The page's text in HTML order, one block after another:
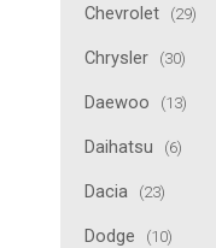
Chevrolet (29)
Chrysler (30)
Daewoo (13)
Daihatsu (6)
Dacia (23)
Dodge (10)